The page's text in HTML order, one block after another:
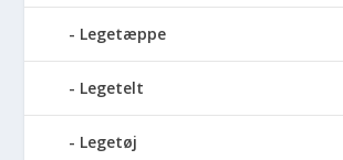
Legetæppe
Legetelt
Legetøj